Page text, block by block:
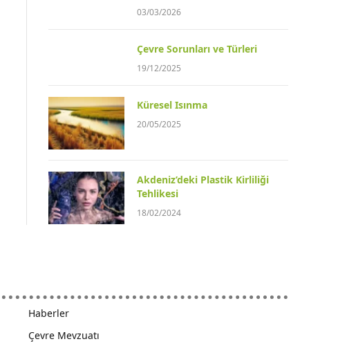
03/03/2026
Çevre Sorunları ve Türleri
19/12/2025
Küresel Isınma
20/05/2025
Akdeniz’deki Plastik Kirliliği
Tehlikesi
18/02/2024
Haberler
Çevre Mevzuatı